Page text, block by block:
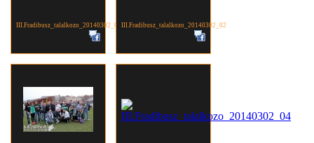
III.Fradibusz_talalkozo_20140302_01 III.Fradibusz_talalkozo_20140302_02